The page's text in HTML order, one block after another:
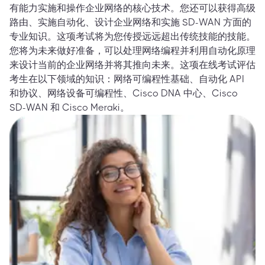
有能力实施和操作企业网络的核心技术。您还可以获得高级
路由、实施自动化、设计企业网络和实施 SD-WAN 方面的
专业知识。这项考试将为您传授远远超出传统技能的技能。
您将为未来做好准备，可以处理网络编程并利用自动化原理
来设计当前的企业网络并将其推向未来。这项在线考试评估
考生在以下领域的知识：网络可编程性基础、自动化 API
和协议、网络设备可编程性、Cisco DNA 中心、Cisco
SD-WAN 和 Cisco Meraki。